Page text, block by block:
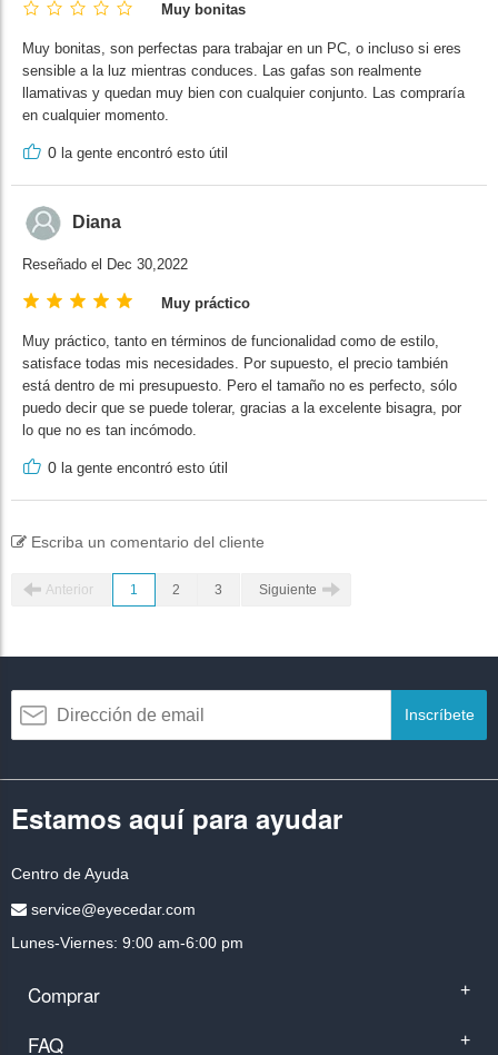
Muy bonitas
Muy bonitas, son perfectas para trabajar en un PC, o incluso si eres
sensible a la luz mientras conduces. Las gafas son realmente
llamativas y quedan muy bien con cualquier conjunto. Las compraría
en cualquier momento.
0 la gente encontró esto útil
Diana
Reseñado el Dec 30,2022
Muy práctico
Muy práctico, tanto en términos de funcionalidad como de estilo,
satisface todas mis necesidades. Por supuesto, el precio también
está dentro de mi presupuesto. Pero el tamaño no es perfecto, sólo
puedo decir que se puede tolerar, gracias a la excelente bisagra, por
lo que no es tan incómodo.
0 la gente encontró esto útil
Escriba un comentario del cliente
Anterior 1 2 3 Siguiente
Inscríbete
Estamos aquí para ayudar
Centro de Ayuda
service@eyecedar.com
Lunes-Viernes: 9:00 am-6:00 pm
Comprar +
FAQ +